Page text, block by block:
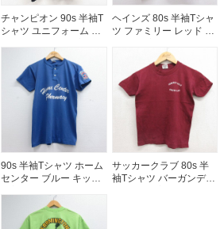
チャンピオン 90s 半袖T
シャツ ユニフォーム ネ
ヘインズ 80s 半袖Tシャ
ツ ファミリー レッド キ
90s 半袖Tシャツ ホーム
センター ブルー キッズ |
サッカークラブ 80s 半
袖Tシャツ バーガンディ